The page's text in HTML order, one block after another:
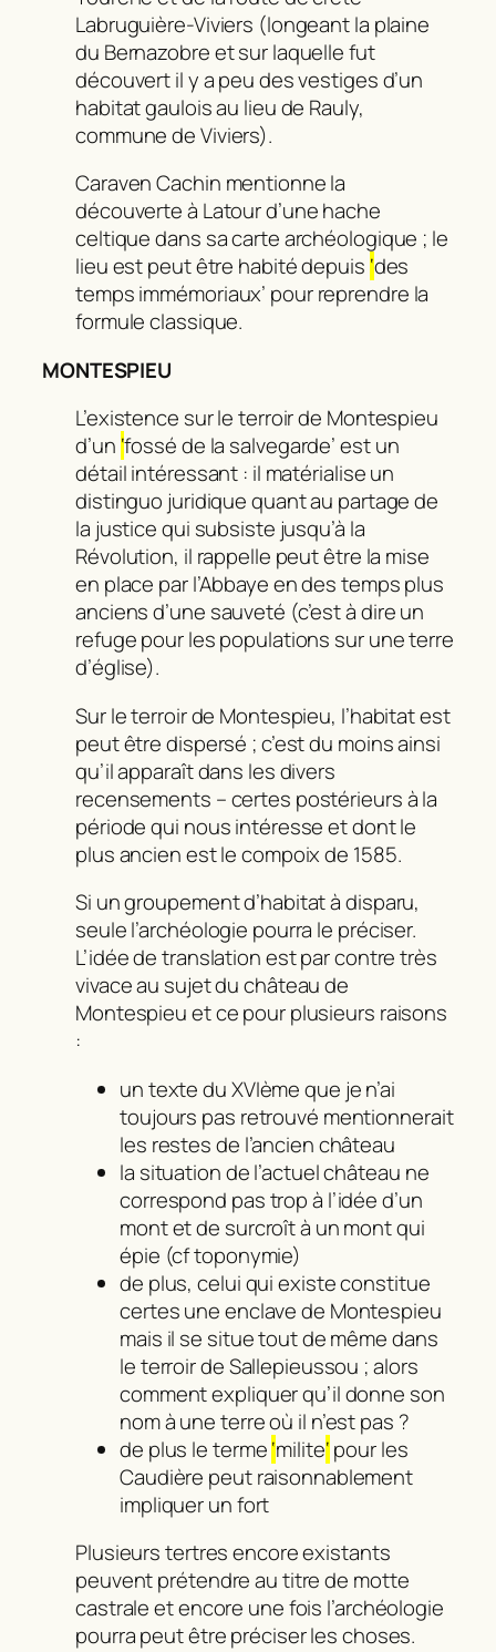
Labruguière-Viviers (longeant la plaine
du Bernazobre et sur laquelle fut
découvert il y a peu des vestiges d’un
habitat gaulois au lieu de Rauly,
commune de Viviers).
Caraven Cachin mentionne la
découverte à Latour d’une hache
celtique dans sa carte archéologique ; le
lieu est peut être habité depuis ‘des
temps immémoriaux’ pour reprendre la
formule classique.
MONTESPIEU
L’existence sur le terroir de Montespieu
d’un ‘fossé de la salvegarde’ est un
détail intéressant : il matérialise un
distinguo juridique quant au partage de
la justice qui subsiste jusqu’à la
Révolution, il rappelle peut être la mise
en place par l’Abbaye en des temps plus
anciens d’une sauveté (c’est à dire un
refuge pour les populations sur une terre
d’église).
Sur le terroir de Montespieu, l’habitat est
peut être dispersé ; c’est du moins ainsi
qu’il apparaît dans les divers
recensements – certes postérieurs à la
période qui nous intéresse et dont le
plus ancien est le compoix de 1585.
Si un groupement d’habitat à disparu,
seule l’archéologie pourra le préciser.
L’idée de translation est par contre très
vivace au sujet du château de
Montespieu et ce pour plusieurs raisons
:
un texte du XVIème que je n’ai
toujours pas retrouvé mentionnerait
les restes de l’ancien château
la situation de l’actuel château ne
correspond pas trop à l’idée d’un
mont et de surcroît à un mont qui
épie (cf toponymie)
de plus, celui qui existe constitue
certes une enclave de Montespieu
mais il se situe tout de même dans
le terroir de Sallepieussou ; alors
comment expliquer qu’il donne son
nom à une terre où il n’est pas ?
de plus le terme‘milite‘pour les
Caudière peut raisonnablement
impliquer un fort
Plusieurs tertres encore existants
peuvent prétendre au titre de motte
castrale et encore une fois l’archéologie
pourra peut être préciser les choses.